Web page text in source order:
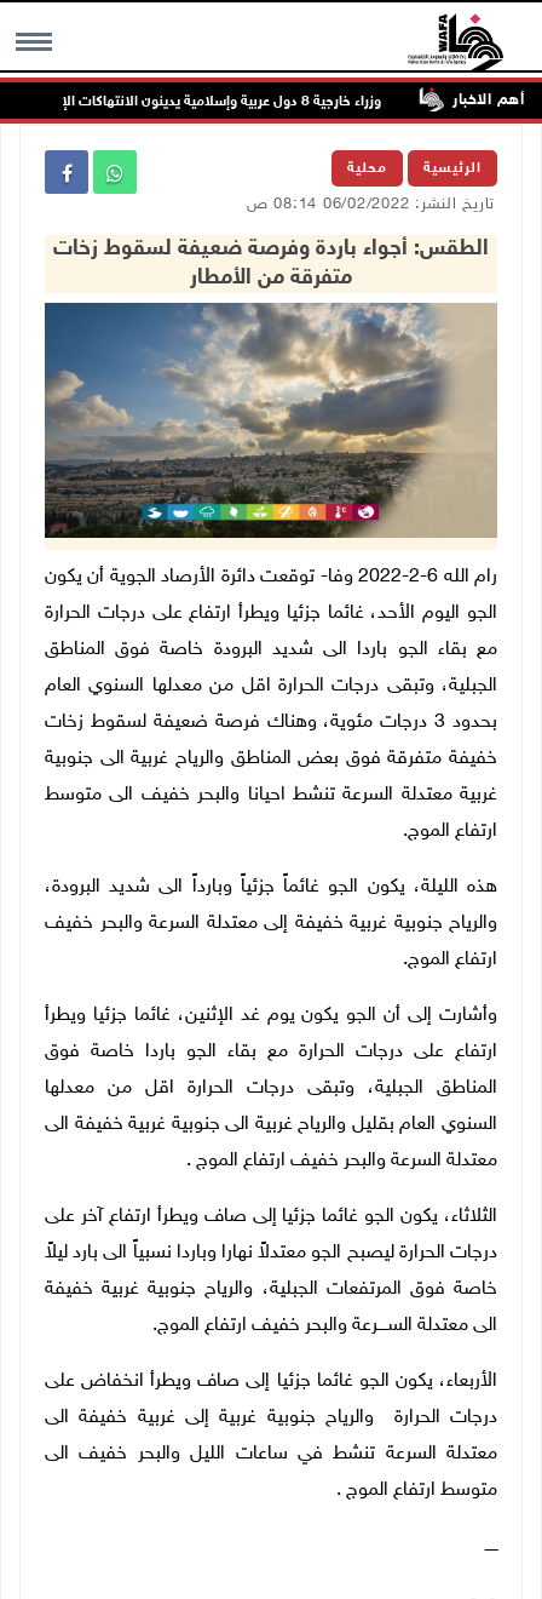
MENU أهم الاخبار
القدس وزراء خارجية 8 دول عربية وإسلامية يدينون الانتهاكات الإسرائيلية المتواصلة في غزة
الرئيسية محلية
تاريخ النشر: 06/02/2022 08:14 ص
الطقس: أجواء باردة وفرصة ضعيفة لسقوط زخات
متفرقة من الأمطار
رام الله 6-2-2022 وفا- توقعت دائرة الأرصاد الجوية أن يكون
الجو اليوم الأحد، غائما جزئيا ويطرأ ارتفاع على درجات الحرارة
مع بقاء الجو باردا الى شديد البرودة خاصة فوق المناطق
الجبلية، وتبقى درجات الحرارة اقل من معدلها السنوي العام
بحدود 3 درجات مئوية، وهناك فرصة ضعيفة لسقوط زخات
خفيفة متفرقة فوق بعض المناطق والرياح غربية الى جنوبية
غربية معتدلة السرعة تنشط احيانا والبحر خفيف الى متوسط
ارتفاع الموج.
هذه الليلة، يكون الجو غائماً جزئياً وبارداً الى شديد البرودة،
والرياح جنوبية غربية خفيفة إلى معتدلة السرعة والبحر خفيف
ارتفاع الموج.
وأشارت إلى أن الجو يكون يوم غد الإثنين، غائما جزئيا ويطرأ
ارتفاع على درجات الحرارة مع بقاء الجو باردا خاصة فوق
المناطق الجبلية، وتبقى درجات الحرارة اقل من معدلها
السنوي العام بقليل والرياح غربية الى جنوبية غربية خفيفة الى
معتدلة السرعة والبحر خفيف ارتفاع الموج .
الثلاثاء، يكون الجو غائما جزئيا إلى صاف ويطرأ ارتفاع آخر على
درجات الحرارة ليصبح الجو معتدلاً نهارا وباردا نسبياً الى بارد ليلاً
خاصة فوق المرتفعات الجبلية، والرياح جنوبية غربية خفيفة
الى معتدلة الســــرعة والبحر خفيف ارتفاع الموج.
الأربعاء، يكون الجو غائما جزئيا إلى صاف ويطرأ انخفاض على
درجات الحرارة والرياح جنوبية غربية إلى غربية خفيفة الى
معتدلة السرعة تنشط في ساعات الليل والبحر خفيف الى
متوسط ارتفاع الموج .
ـــــ